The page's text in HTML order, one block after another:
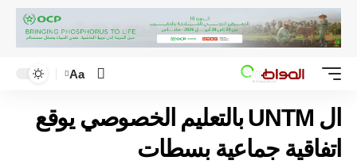
Aa
ال UNTM بالتعليم الخصوصي يوقع
اتفاقية جماعية بسطات